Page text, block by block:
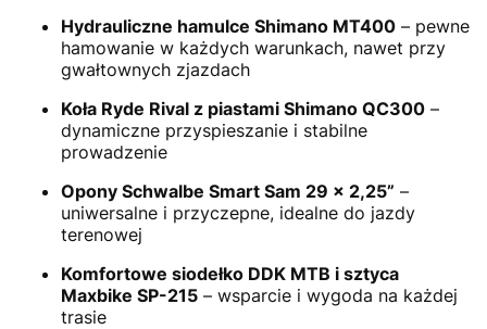
Hydrauliczne hamulce Shimano MT400 – pewne
hamowanie w każdych warunkach, nawet przy
gwałtownych zjazdach
Koła Ryde Rival z piastami Shimano QC300 –
dynamiczne przyspieszanie i stabilne
prowadzenie
Opony Schwalbe Smart Sam 29 x 2,25” –
uniwersalne i przyczepne, idealne do jazdy
terenowej
Komfortowe siodełko DDK MTB i sztyca
Maxbike SP-215 – wsparcie i wygoda na każdej
trasie